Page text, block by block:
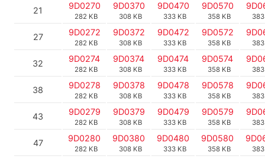
21 9D0270
282 KB
9D0370
308 KB
9D0470
333 KB
9D0570
358 KB
27 9D0272
282 KB
9D0372
308 KB
9D0472
333 KB
9D0572
358 KB
32 9D0274
282 KB
9D0374
308 KB
9D0474
333 KB
9D0574
358 KB
38 9D0278
282 KB
9D0378
308 KB
9D0478
333 KB
9D0578
358 KB
43 9D0279
282 KB
9D0379
308 KB
9D0479
333 KB
9D0579
358 KB
47 9D0280
282 KB
9D0380
308 KB
9D0480
333 KB
9D0580
358 KB